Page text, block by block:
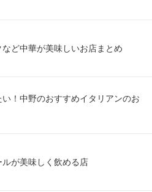
ど中華が美味しいお店まとめ
！中野のおすすめイタリアンのお
が美味しく飲める店